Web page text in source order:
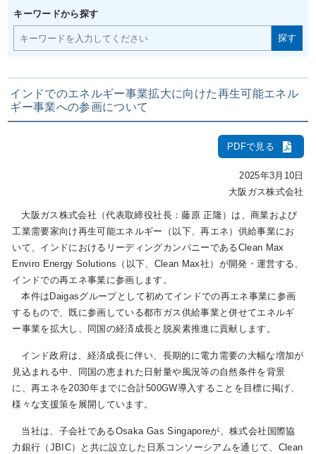
企業情報
ご家庭のお客さま
業務用・産業用のお客さま
社会貢献
サステナビリティ
プレスリリース
キーワードから探す
インドでのエネルギー事業拡大に向けた再生可能エネル
ギー事業への参画について
PDFで見る
2025年3月10日
大阪ガス株式会社
大阪ガス株式会社（代表取締役社長：藤原 正隆）は、商業および
工業需要家向け再生可能エネルギー（以下、再エネ）供給事業にお
いて、インドにおけるリーディングカンパニーであるClean Max
Enviro Energy Solutions（以下、Clean Max社）が開発・運営する、
インドでの再エネ事業に参画します。
本件はDaigasグループとして初めてインドでの再エネ事業に参画
するもので、既に参画している都市ガス供給事業と併せてエネルギ
ー事業を拡大し、同国の経済成長と脱炭素推進に貢献します。
インド政府は、経済成長に伴い、長期的に電力需要の大幅な増加が
見込まれる中、同国の恵まれた日射量や風況等の自然条件を背景
に、再エネを2030年までに合計500GW導入することを目標に掲げ、
様々な支援策を展開しています。
当社は、子会社であるOsaka Gas Singaporeが、株式会社国際協
力銀行（JBIC）と共に設立した日系コンソーシアムを通じて、Clean